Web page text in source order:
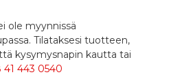
ole myynnissä
Tilataksesi tuotteen,
kysymysnapin kautta tai
41 443 0540